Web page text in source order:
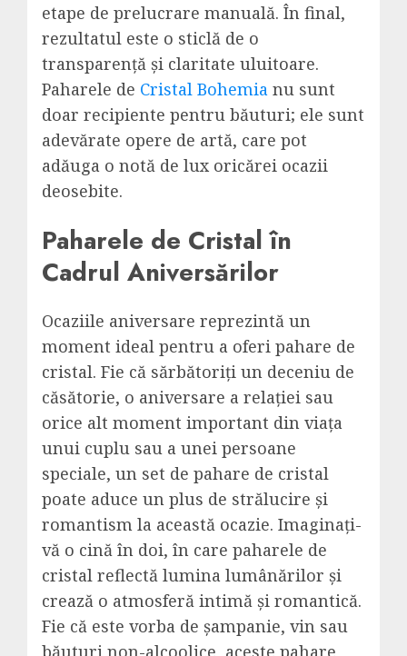
etape de prelucrare manuală. În final,
rezultatul este o sticlă de o
transparență și claritate uluitoare.
Paharele de Cristal Bohemia nu sunt
doar recipiente pentru băuturi; ele sunt
adevărate opere de artă, care pot
adăuga o notă de lux oricărei ocazii
deosebite.
Paharele de Cristal în
Cadrul Aniversărilor
Ocaziile aniversare reprezintă un
moment ideal pentru a oferi pahare de
cristal. Fie că sărbătoriți un deceniu de
căsătorie, o aniversare a relației sau
orice alt moment important din viața
unui cuplu sau a unei persoane
speciale, un set de pahare de cristal
poate aduce un plus de strălucire și
romantism la această ocazie. Imaginați-
vă o cină în doi, în care paharele de
cristal reflectă lumina lumânărilor și
crează o atmosferă intimă și romantică.
Fie că este vorba de șampanie, vin sau
băuturi non-alcoolice, aceste pahare